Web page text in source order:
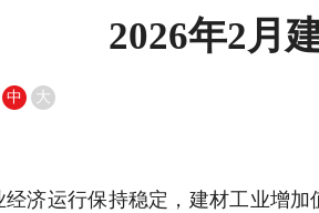
2026年2月
中 大
经济运行保持稳定，建材工业增